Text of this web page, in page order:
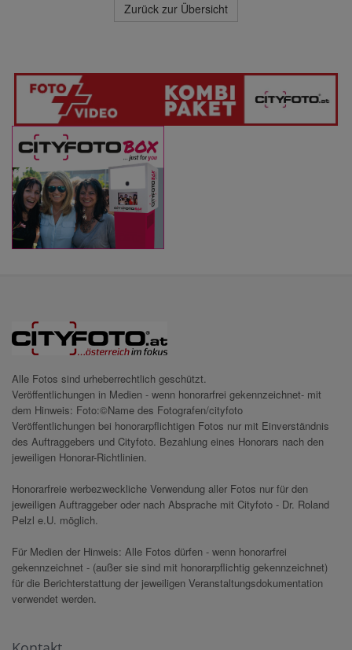
Zurück zur Übersicht
Alle Fotos sind urheberrechtlich geschützt.
Veröffentlichungen in Medien - wenn honorarfrei gekennzeichnet- mit
dem Hinweis: Foto:©Name des Fotografen/cityfoto
Veröffentlichungen bei honorarpflichtigen Fotos nur mit Einverständnis
des Auftraggebers und Cityfoto. Bezahlung eines Honorars nach den
jeweiligen Honorar-Richtlinien.
Honorarfreie werbezweckliche Verwendung aller Fotos nur für den
jeweiligen Auftraggeber oder nach Absprache mit Cityfoto - Dr. Roland
Pelzl e.U. möglich.
Für Medien der Hinweis: Alle Fotos dürfen - wenn honorarfrei
gekennzeichnet - (außer sie sind mit honorarpflichtig gekennzeichnet)
für die Berichterstattung der jeweiligen Veranstaltungsdokumentation
verwendet werden.